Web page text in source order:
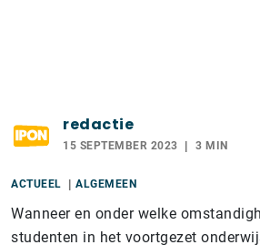
redactie
15 SEPTEMBER 2023 3 MIN
ACTUEEL ALGEMEEN
Wanneer en onder welke
studenten in het voortgezet